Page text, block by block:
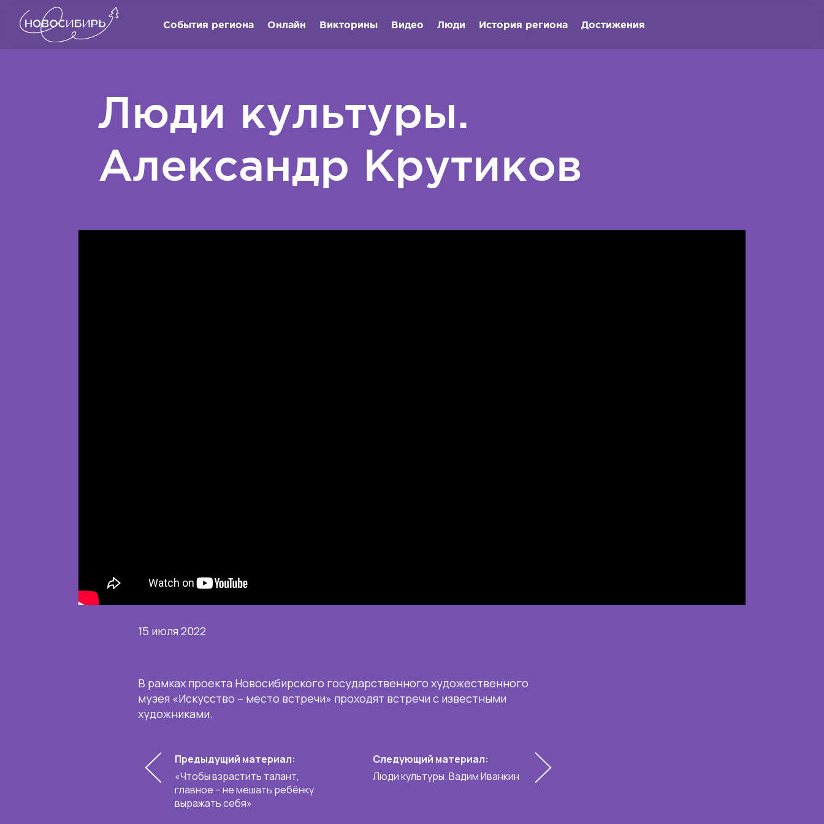
События региона Онлайн Викторины Видео Люди История региона Достижения
Люди культуры.
Александр Крутиков
15 июля 2022
В рамках проекта Новосибирского государственного художественного
музея «Искусство – место встречи» проходят встречи с известными
художниками.
Предыдущий материал:
«Чтобы взрастить талант,
главное – не мешать ребёнку
выражать себя»
Следующий материал:
Люди культуры. Вадим Иванкин